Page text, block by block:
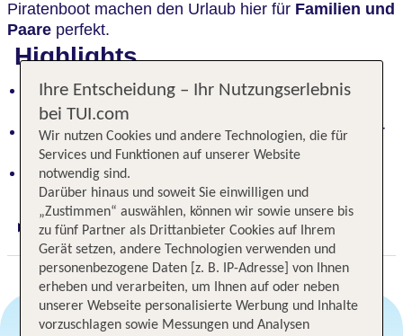
Piratenboot machen den Urlaub hier für Familien und
Paare perfekt.
Highlights
Spektakulärer Blick auf die wunderschöne Bucht
der Cala Mesquida
Hervorragende Küche und stilvolle Ausstattung für
perfekten Urlaub
Kinderpool mit Piratenboot für Familien
Digitaler und telefonischer 24/7 TUI Service
Ihre Entscheidung – Ihr Nutzungserlebnis
bei TUI.com
Wir nutzen Cookies und andere Technologien, die für
Services und Funktionen auf unserer Website
notwendig sind.
Darüber hinaus und soweit Sie einwilligen und
„Zustimmen“ auswählen, können wir sowie unsere bis
zu fünf Partner als Drittanbieter Cookies auf Ihrem
Gerät setzen, andere Technologien verwenden und
personenbezogene Daten [z. B. IP-Adresse] von Ihnen
erheben und verarbeiten, um Ihnen auf oder neben
unserer Webseite personalisierte Werbung und Inhalte
vorzuschlagen sowie Messungen und Analysen